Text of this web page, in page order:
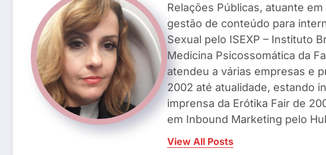
Relações Públicas, atuante
gestão de conteúdo para
Sexual pelo ISEXP – Instituto
Medicina Psicossomática da
atendeu a várias empresas e
2002 até atualidade, estando
imprensa da Erótika Fair de
em Inbound Marketing pelo
View All Posts